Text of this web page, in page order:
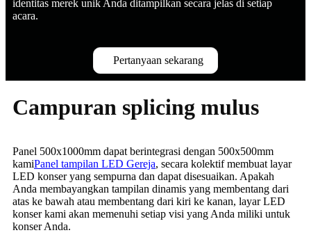
identitas merek unik Anda ditampilkan secara jelas di setiap
acara.
Pertanyaan sekarang
Campuran splicing mulus
Panel 500x1000mm dapat berintegrasi dengan 500x500mm
kamiPanel tampilan LED Gereja, secara kolektif membuat layar
LED konser yang sempurna dan dapat disesuaikan. Apakah
Anda membayangkan tampilan dinamis yang membentang dari
atas ke bawah atau membentang dari kiri ke kanan, layar LED
konser kami akan memenuhi setiap visi yang Anda miliki untuk
konser Anda.